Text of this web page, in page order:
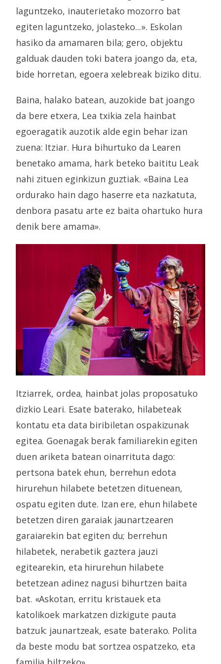
laguntzeko, inauterietako mozorro bat
egiten laguntzeko, jolasteko...». Eskolan
hasiko da amamaren bila; gero, objektu
galduak dauden toki batera joango da, eta,
bide horretan, egoera xelebreak biziko ditu.
Baina, halako batean, auzokide bat joango
da bere etxera, Lea txikia zela hainbat
egoeragatik auzotik alde egin behar izan
zuena: Itziar. Hura bihurtuko da Learen
benetako amama, hark beteko baititu Leak
nahi zituen eginkizun guztiak. «Baina Lea
ordurako hain dago haserre eta nazkatuta,
denbora pasatu arte ez baita ohartuko hura
denik bere amama».
Itziarrek, ordea, hainbat jolas proposatuko
dizkio Leari. Esate baterako, hilabeteak
kontatu eta data biribiletan ospakizunak
egitea. Goenagak berak familiarekin egiten
duen ariketa batean oinarrituta dago:
pertsona batek ehun, berrehun edota
hirurehun hilabete betetzen dituenean,
ospatu egiten dute. Izan ere, ehun hilabete
betetzen diren garaiak jaunartzearen
garaiarekin bat egiten du; berrehun
hilabetek, nerabetik gaztera jauzi
egitearekin, eta hirurehun hilabete
betetzean adinez nagusi bihurtzen baita
bat. «Askotan, erritu kristauek eta
katolikoek markatzen dizkigute pauta
batzuk: jaunartzeak, esate baterako. Polita
da beste modu bat sortzea ospatzeko, eta